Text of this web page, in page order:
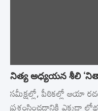
నిత్య అధ్యయన శీలి
సమీక్షల్లో, పీఠికల్లో ఆయా
ప్రశంసించడానికి ఎక్కడా